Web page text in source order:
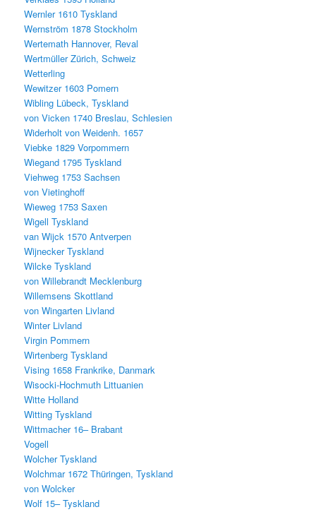
Wernler 1610 Tyskland
Wernström 1878 Stockholm
Wertemath Hannover, Reval
Wertmüller Zürich, Schweiz
Wetterling
Wewitzer 1603 Pomern
Wibling Lübeck, Tyskland
von Vicken 1740 Breslau, Schlesien
Widerholt von Weidenh. 1657
Viebke 1829 Vorpommern
Wiegand 1795 Tyskland
Viehweg 1753 Sachsen
von Vietinghoff
Wieweg 1753 Saxen
Wigell Tyskland
van Wijck 1570 Antverpen
Wijnecker Tyskland
Wilcke Tyskland
von Willebrandt Mecklenburg
Willemsens Skottland
von Wingarten Livland
Winter Livland
Virgin Pommern
Wirtenberg Tyskland
Vising 1658 Frankrike, Danmark
Wisocki-Hochmuth Littuanien
Witte Holland
Witting Tyskland
Wittmacher 16– Brabant
Vogell
Wolcher Tyskland
Wolchmar 1672 Thüringen, Tyskland
von Wolcker
Wolf 15– Tyskland